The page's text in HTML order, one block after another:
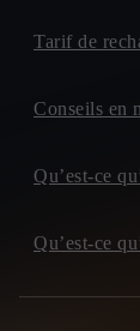
Tarif de
Conseils en
Qu’est-ce
Qu’est-ce